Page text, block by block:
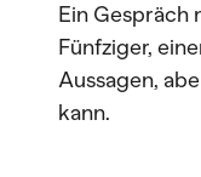
Ein Gespräch
Fünfziger,
Aussagen,
kann.